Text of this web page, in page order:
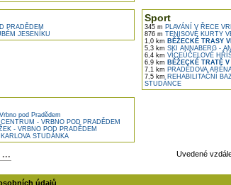
PRADĚDEM
JESENÍKU
Sport
345 m PLAVÁNÍ V ŘECE
876 m TENISOVÉ KURTY
1,0 km BĚŽECKÉ TRASY
5,3 km SKI ANNABERG -
6,4 km VÍCEÚČELOVÉ
6,9 km BĚŽECKÉ TRATĚ
7,1 km PRADĚDOVA
7,5 km REHABILITAČNÍ
STUDÁNCE
pod Pradědem
- VRBNO POD PRADĚDEM
- VRBNO POD PRADĚDEM
STUDÁNKA
Uvedené
údajů